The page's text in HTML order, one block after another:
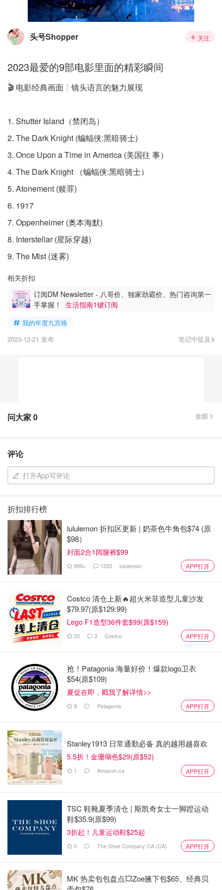
头号Shopper 关注
2023最爱的9部电影里面的精彩瞬间
🎬 电影经典画面┊镜头语言的魅力展现
1. Shutter Island（禁闭岛）
2. The Dark Knight (蝙蝠侠:黑暗骑士)
3. Once Upon a Time in America (美国往 事）
4. The Dark Knight （蝙蝠侠:黑暗骑士）
5. Atonement (赎罪)
6. 1917
7. Oppenheimer (奥本海默)
8. Interstellar (星际穿越)
9. The Mist (迷雾)
相关折扣
订阅DM Newsletter - 八哥价、独家劲霸价、热门咨询第一
手掌握！ 生活指南1键订阅
我的年度九宫格
2023-12-21 发布
笔记中提及
问大家0 全部
评论
打开App写评论
折扣排行榜
lululemon 折扣区更新 | 奶茶色牛角包$74 (原
$98）
封面2合1阔腿裤$99
999+ 1333 lululemon APP打开
Costco 清仓上新🔥超火米菲造型儿童沙发
$79.97(原$129.99)
Lego F1造型36件套$99(原$159)
20 3 Costco APP打开
抢！Patagonia 海量好价！爆款logo卫衣
$54(原$109)
夏促在即，戳我了解详情>>
8 Patagonia APP打开
Stanley1913 日常通勤必备 真的越用越喜欢
5.5折！金珊瑚色$29(原$52)
1 Amazon.ca APP打开
TSC 鞋靴夏季清仓 | 斯凯奇女士一脚蹬运动
鞋$35.9(原$99)
3折起！儿童运动鞋$25起
0 The Shoe Company CA (CA) APP打开
MK 热卖包包盘点💥Zoe腋下包$65、经典贝